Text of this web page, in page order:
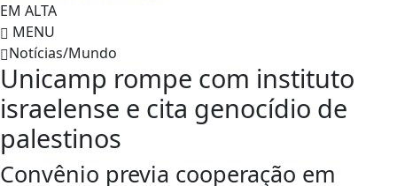
EM ALTA
MENU
Notícias/Mundo
Unicamp rompe com instituto
israelense e cita genocídio de
palestinos
Convênio previa cooperação em